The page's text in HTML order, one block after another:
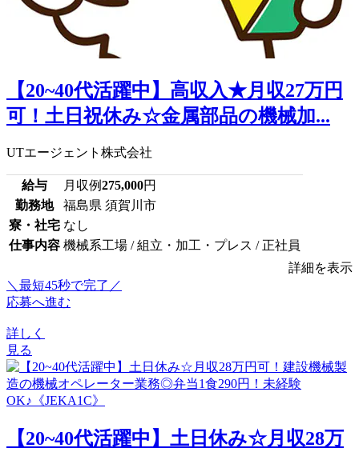
【20~40代活躍中】高収入★月収27万円
可！土日祝休み☆金属部品の機械加...
UTエージェント株式会社
給与 月収例275,000円
勤務地
福島県 須賀川市
寮・社宅 なし
仕事内容 機械系工場 / 組立・加工・プレス / 正社員
詳細を表示
＼最短45秒で完了／
応募へ進む
詳しく
見る
【20~40代活躍中】土日休み☆月収28万